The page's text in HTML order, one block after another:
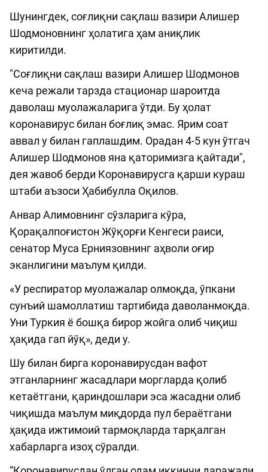
Шунингдек, соғлиқни сақлаш вазири Алишер
Шодмоновнинг ҳолатига ҳам аниқлик
киритилди.
"Соғлиқни сақлаш вазири Алишер Шодмонов
кеча режали тарзда стационар шароитда
даволаш муолажаларига ўтди. Бу ҳолат
коронавирус билан боғлиқ эмас. Ярим соат
аввал у билан гаплашдим. Орадан 4-5 кун ўтгач
Алишер Шодмонов яна қаторимизга қайтади",
дея жавоб берди Коронавирусга қарши кураш
штаби аъзоси Ҳабибулла Оқилов.
Анвар Алимовнинг сўзларига кўра,
Қорақалпоғистон Жўқорғи Кенгеси раиси,
сенатор Муса Ерниязовнинг аҳволи оғир
эканлигини маълум қилди.
«У респиратор муолажалар олмоқда, ўпкани
сунъий шамоллатиш тартибида даволанмоқда.
Уни Туркия ё бошқа бирор жойга олиб чиқиш
ҳақида гап йўқ», деди у.
Шу билан бирга коронавирусдан вафот
этганларнинг жасадлари моргларда қолиб
кетаётгани, қариндошлари эса жасадни олиб
чиқишда маълум миқдорда пул бераётгани
ҳақида ижтимоий тармоқларда тарқалган
хабарларга изоҳ сўралди.